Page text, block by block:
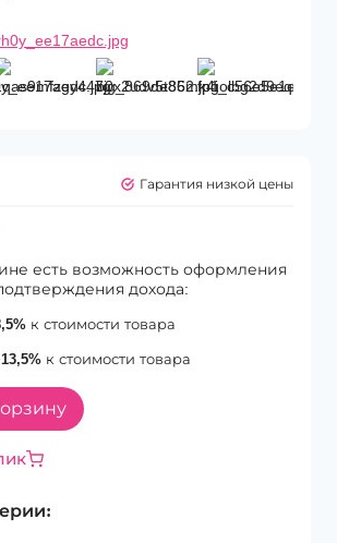
Гарантия низкой цены
есть возможность оформления
дохода:
к стоимости товара
к стоимости товара